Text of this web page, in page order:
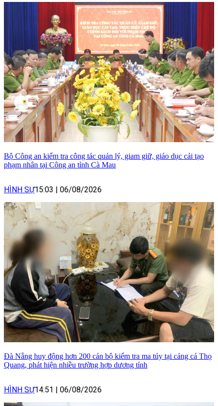
Bộ Công an kiểm tra công tác quản lý, giam giữ, giáo dục cải tạo
phạm nhân tại Công an tỉnh Cà Mau
HÌNH SỰ15:03 06/08/2026
Đà Nẵng huy động hơn 200 cán bộ kiểm tra ma túy tại cảng cá Thọ
Quang, phát hiện nhiều trường hợp dương tính
HÌNH SỰ14:51 06/08/2026